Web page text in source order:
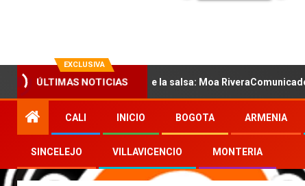
EXCLUSIVA
ÚLTIMAS NOTICIAS
nueva voz sensual de la salsa: Moa RiveraComunicado de prensa
CALI INICIO BOGOTA ARMENIA
SINCELEJO VILLAVICENCIO MONTERIA